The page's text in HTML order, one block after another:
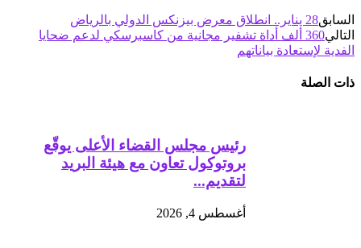
السابق28 يناير.. انطلاق معرض بيزنكس الدولي بالرياض
التالي
360 ألف أداة تشفير مجانية من كاسبرسكي لدعم ضحايا
الفدية لإستعادة بياناتهم
ذات الصلة
رئيس مجلس القضاء الأعلى يوقّع
بروتوكول تعاون مع هيئة البريد
لتقديم...
أغسطس 4, 2026